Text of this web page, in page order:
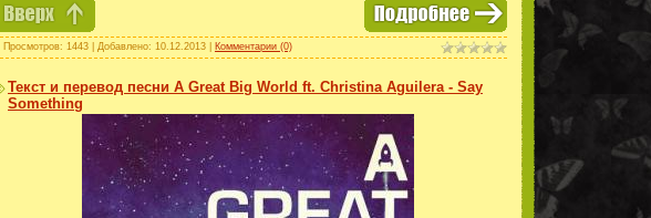
1443 | Добавлено: 10.12.2013 Комментарии (0)
Текст и перевод песни A Great Big World ft. Christina Aguilera - Say
Something